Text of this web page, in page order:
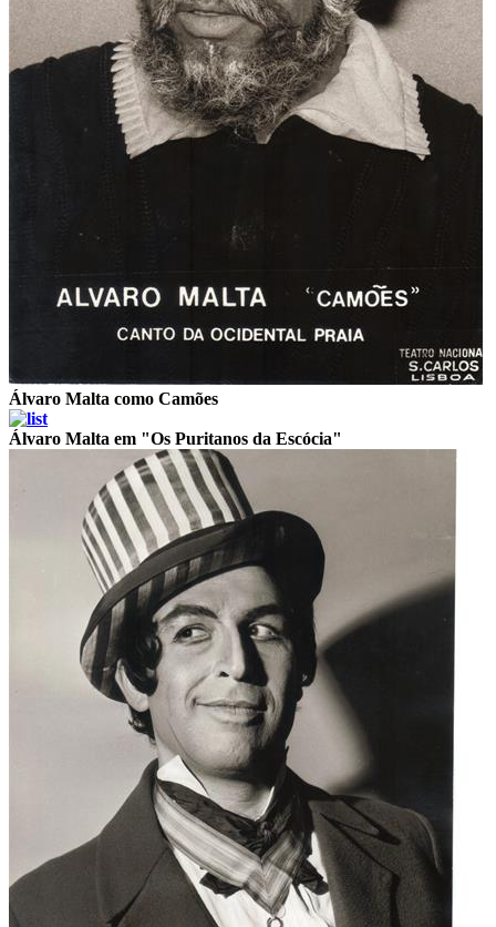
Álvaro Malta como Camões
Álvaro Malta em "Os Puritanos da Escócia"